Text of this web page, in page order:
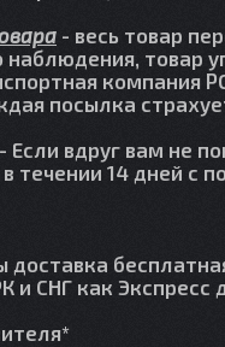
- весь товар
товар
компания
посылка
- Если вдруг вам не
течении 14 дней с
доставка
и СНГ как Экспресс